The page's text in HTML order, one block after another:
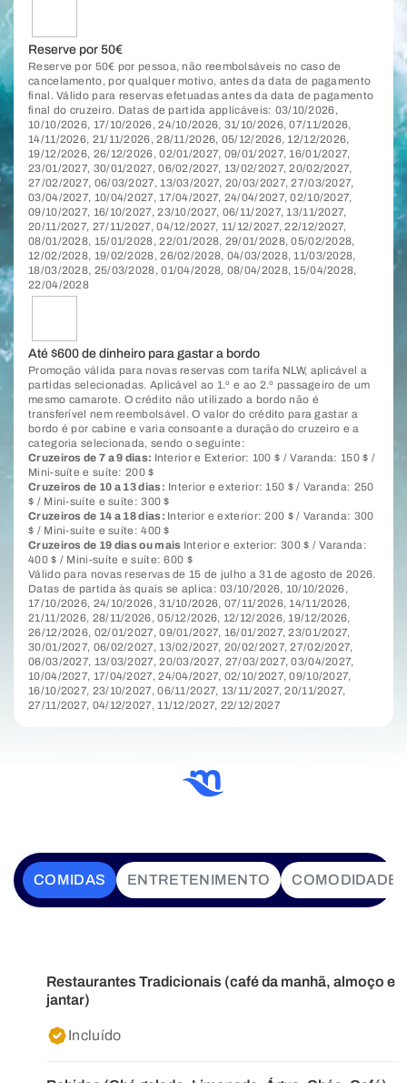
Reserve por 50€
Reserve por 50€ por pessoa, não reembolsáveis no caso de
cancelamento, por qualquer motivo, antes da data de pagamento
final. Válido para reservas efetuadas antes da data de pagamento
final do cruzeiro. Datas de partida applicáveis: 03/10/2026,
10/10/2026, 17/10/2026, 24/10/2026, 31/10/2026, 07/11/2026,
14/11/2026, 21/11/2026, 28/11/2026, 05/12/2026, 12/12/2026,
19/12/2026, 26/12/2026, 02/01/2027, 09/01/2027, 16/01/2027,
23/01/2027, 30/01/2027, 06/02/2027, 13/02/2027, 20/02/2027,
27/02/2027, 06/03/2027, 13/03/2027, 20/03/2027, 27/03/2027,
03/04/2027, 10/04/2027, 17/04/2027, 24/04/2027, 02/10/2027,
09/10/2027, 16/10/2027, 23/10/2027, 06/11/2027, 13/11/2027,
20/11/2027, 27/11/2027, 04/12/2027, 11/12/2027, 22/12/2027,
08/01/2028, 15/01/2028, 22/01/2028, 29/01/2028, 05/02/2028,
12/02/2028, 19/02/2028, 26/02/2028, 04/03/2028, 11/03/2028,
18/03/2028, 25/03/2028, 01/04/2028, 08/04/2028, 15/04/2028,
22/04/2028
Até $600 de dinheiro para gastar a bordo
Promoção válida para novas reservas com tarifa NLW, aplicável a
partidas selecionadas. Aplicável ao 1.º e ao 2.º passageiro de um
mesmo camarote. O crédito não utilizado a bordo não é
transferível nem reembolsável. O valor do crédito para gastar a
bordo é por cabine e varia consoante a duração do cruzeiro e a
categoria selecionada, sendo o seguinte:
Cruzeiros de 7 a 9 dias: Interior e Exterior: 100 $ / Varanda: 150 $ /
Mini-suíte e suíte: 200 $
Cruzeiros de 10 a 13 dias: Interior e exterior: 150 $ / Varanda: 250
$ / Mini-suíte e suíte: 300 $
Cruzeiros de 14 a 18 dias: Interior e exterior: 200 $ / Varanda: 300
$ / Mini-suíte e suíte: 400 $
Cruzeiros de 19 dias ou mais Interior e exterior: 300 $ / Varanda:
400 $ / Mini-suíte e suíte: 600 $
Válido para novas reservas de 15 de julho a 31 de agosto de 2026.
Datas de partida às quais se aplica: 03/10/2026, 10/10/2026,
17/10/2026, 24/10/2026, 31/10/2026, 07/11/2026, 14/11/2026,
21/11/2026, 28/11/2026, 05/12/2026, 12/12/2026, 19/12/2026,
26/12/2026, 02/01/2027, 09/01/2027, 16/01/2027, 23/01/2027,
30/01/2027, 06/02/2027, 13/02/2027, 20/02/2027, 27/02/2027,
06/03/2027, 13/03/2027, 20/03/2027, 27/03/2027, 03/04/2027,
10/04/2027, 17/04/2027, 24/04/2027, 02/10/2027, 09/10/2027,
16/10/2027, 23/10/2027, 06/11/2027, 13/11/2027, 20/11/2027,
27/11/2027, 04/12/2027, 11/12/2027, 22/12/2027
COMIDAS ENTRETENIMENTO
Restaurantes Tradicionais (café da manhã, almoço e
jantar)
Incluído